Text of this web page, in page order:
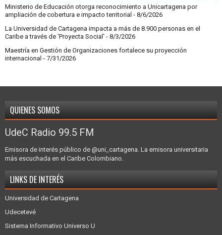
Ministerio de Educación otorga reconocimiento a Unicartagena por
ampliación de cobertura e impacto territorial - 8/6/2026
La Universidad de Cartagena impacta a más de 8.900 personas en el
Caribe a través de 'Proyecta Social' - 8/3/2026
Maestría en Gestión de Organizaciones fortalece su proyección
internacional - 7/31/2026
QUIENES SOMOS
UdeC Radio 99.5 FM
Emisora de interés público de @uni_cartagena. La emisora universitaria
más escuchada en el Caribe Colombiano.
LINKS DE INTERÉS
Universidad de Cartagena
Udecetevé
Sistema Informativo Universo U